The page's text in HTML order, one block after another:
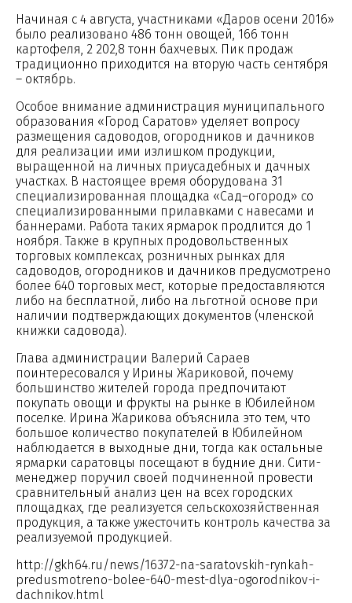
Начиная с 4 августа, участниками «Даров осени 2016»
было реализовано 486 тонн овощей, 166 тонн
картофеля, 2 202,8 тонн бахчевых. Пик продаж
традиционно приходится на вторую часть сентября
– октябрь.
Особое внимание администрация муниципального
образования «Город Саратов» уделяет вопросу
размещения садоводов, огородников и дачников
для реализации ими излишком продукции,
выращенной на личных приусадебных и дачных
участках. В настоящее время оборудована 31
специализированная площадка «Сад–огород» со
специализированными прилавками с навесами и
баннерами. Работа таких ярмарок продлится до 1
ноября. Также в крупных продовольственных
торговых комплексах, розничных рынках для
садоводов, огородников и дачников предусмотрено
более 640 торговых мест, которые предоставляются
либо на бесплатной, либо на льготной основе при
наличии подтверждающих документов (членской
книжки садовода).
Глава администрации Валерий Сараев
поинтересовался у Ирины Жариковой, почему
большинство жителей города предпочитают
покупать овощи и фрукты на рынке в Юбилейном
поселке. Ирина Жарикова объяснила это тем, что
большое количество покупателей в Юбилейном
наблюдается в выходные дни, тогда как остальные
ярмарки саратовцы посещают в будние дни. Сити-
менеджер поручил своей подчиненной провести
сравнительный анализ цен на всех городских
площадках, где реализуется сельскохозяйственная
продукция, а также ужесточить контроль качества за
реализуемой продукцией.
http://gkh64.ru/news/16372-na-saratovskih-rynkah-
predusmotreno-bolee-640-mest-dlya-ogorodnikov-i-
dachnikov.html